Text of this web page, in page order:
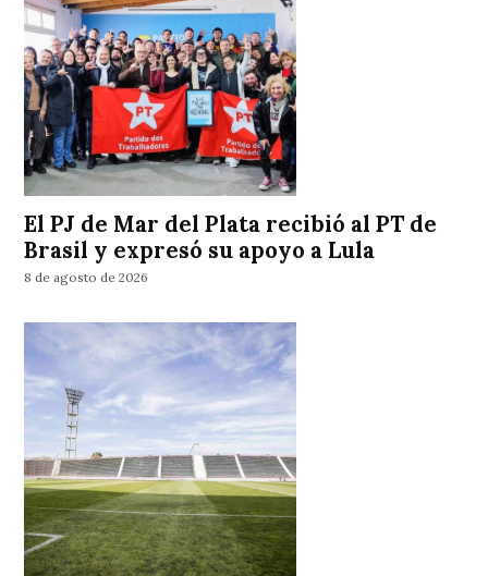
El PJ de Mar del Plata recibió al PT de
Brasil y expresó su apoyo a Lula
8 de agosto de 2026